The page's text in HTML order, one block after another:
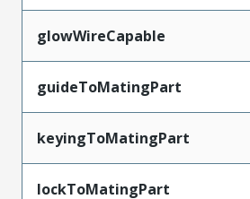
glowWireCapable
guideToMatingPart
keyingToMatingPart
lockToMatingPart